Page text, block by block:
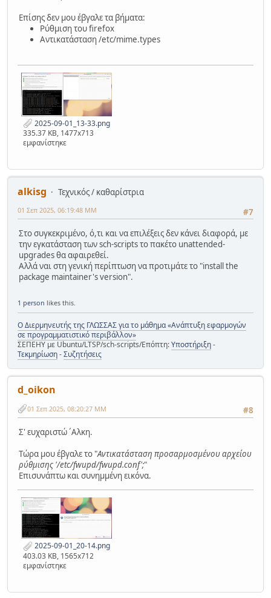
Επίσης δεν μου έβγαλε τα βήματα:
Ρύθμιση του firefox
Αντικατάσταση /etc/mime.types
2025-09-01_13-33.png
335.37 KB, 1477x713
εμφανίστηκε
alkisg
Τεχνικός / καθαρίστρια
#7
01 Σεπ 2025, 06:19:48 ΜΜ
Στο συγκεκριμένο, ό,τι και να επιλέξεις δεν κάνει διαφορά, με
την εγκατάσταση των sch-scripts το πακέτο unattended-
upgrades θα αφαιρεθεί.
Αλλά ναι στη γενική περίπτωση να προτιμάτε το "install the
package maintainer's version".
1 person likes this.
Ο Διερμηνευτής της ΓΛΩΣΣΑΣ για το μάθημα «Ανάπτυξη εφαρμογών
σε προγραμματιστικό περιβάλλον»
ΣΕΠΕΗΥ με Ubuntu/LTSP/sch-scripts/Επόπτη:Υποστήριξη-
Τεκμηρίωση-Συζητήσεις
d_oikon
#8
01 Σεπ 2025, 08:20:27 ΜΜ
Σ' ευχαριστώ ´Aλκη.
Tώρα μου έβγαλε το "Aντικατάσταση προσαρμοσμένου αρχείου
ρύθμισης '/etc/fwupd/fwupd.conf';"
Eπισυνάπτω και συνημμένη εικόνα.
2025-09-01_20-14.png
403.03 KB, 1565x712
εμφανίστηκε